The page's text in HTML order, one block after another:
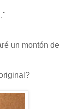
un montón de